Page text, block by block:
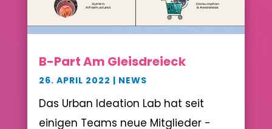
B-Part Am Gleisdreieck
26. APRIL 2022 | NEWS
Das Urban Ideation Lab hat seit
einigen Teams neue Mitglieder -